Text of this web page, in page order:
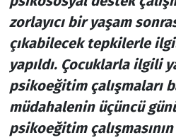
zorlayıcı bir yaşam
çıkabilecek tepkilerle
yapıldı. Çocuklarla ilgili
psikoeğitim çalışmaları
müdahalenin üçüncü
psikoeğitim